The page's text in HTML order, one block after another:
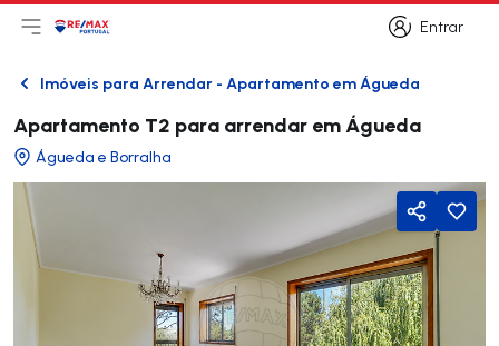
Entrar
Entrar
Abri menu principal
LogoIr para página inicial
VoltarImóveis para Arrendar - Apartamento em Águeda
Apartamento T2 para arrendar em Águeda
Águeda e Borralha
Partilhar